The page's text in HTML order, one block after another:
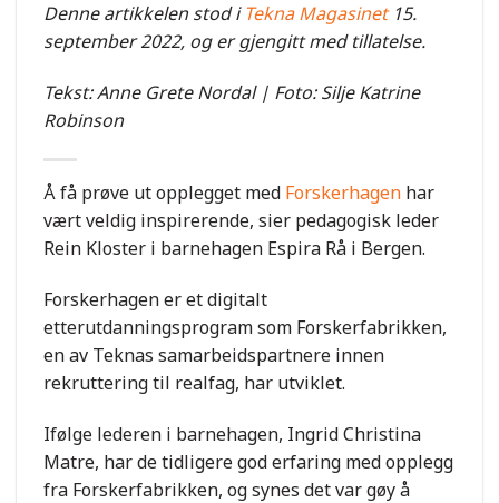
Denne artikkelen stod iTekna Magasinet15.
september 2022, og er gjengitt med tillatelse.
Tekst: Anne Grete Nordal | Foto: Silje Katrine
Robinson
Å få prøve ut opplegget med Forskerhagen har
vært veldig inspirerende, sier pedagogisk leder
Rein Kloster i barnehagen Espira Rå i Bergen.
Forskerhagen er et digitalt
etterutdanningsprogram som Forskerfabrikken,
en av Teknas samarbeidspartnere innen
rekruttering til realfag, har utviklet.
Ifølge lederen i barnehagen, Ingrid Christina
Matre, har de tidligere god erfaring med opplegg
fra Forskerfabrikken, og synes det var gøy å